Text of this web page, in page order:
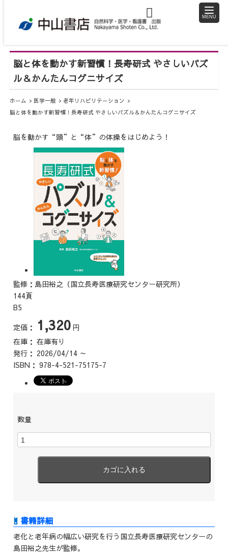
toggle
脳と体を動かす新習慣！長寿研式 やさしいパズ
ル＆かんたんコグニサイズ
ホーム 医学一般
老年リハビリテーション
脳と体を動かす新習慣！長寿研式 やさしいパズル＆かんたんコグニサイズ
脳を動かす“頭”と“体”の体操をはじめよう！
監修：島田裕之（国立長寿医療研究センター研究所）
144頁
B5
定価： 1,320 円
在庫： 在庫有り
発行： 2026/04/14 ～
ISBN： 978-4-521-75175-7
数量
老化と老年病の幅広い研究を行う国立長寿医療研究センターの
島田裕之先生が監修。